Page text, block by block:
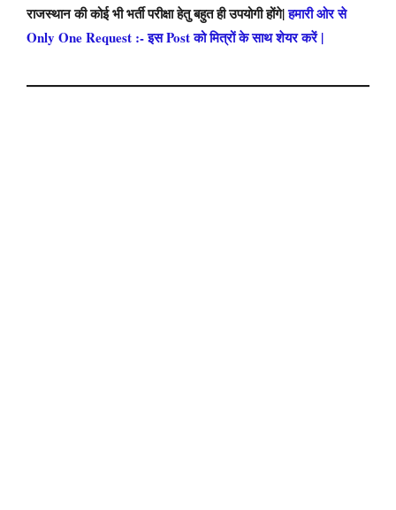
राजस्थान की कोई भी भर्ती परीक्षा हेतु बहुत ही उपयोगी होंगे|हमारी ओर से
Only One Request :- इस Post को मित्रों के साथ शेयर करें |